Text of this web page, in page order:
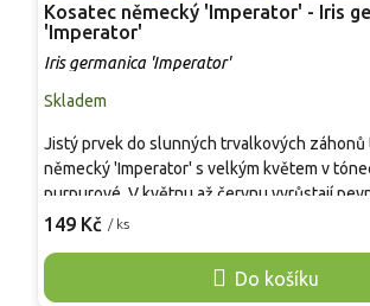
Kosatec německý 'Imperator' - Iris
'Imperator'
Iris germanica 'Imperator'
Skladem
149 Kč / ks
Do košíku
Jistý prvek do slunných trvalkových záhonů
německý 'Imperator' s velkým květem v
purpurové. V květnu až červnu vyrůstají
přibližně 80–100 cm, květy mívají 9–11 cm a
zapojí prostor bez náročné údržby. Kultivar
do venkovských i formálních kompozic a